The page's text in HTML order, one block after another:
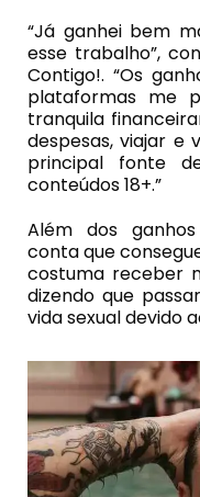
“Já ganhei bem
esse trabalho”,
Contigo!. “Os
plataformas me
tranquila
despesas, viajar e
principal fonte
conteúdos 18+.”
Além dos
conta que
costuma receber
dizendo que
vida sexual devido